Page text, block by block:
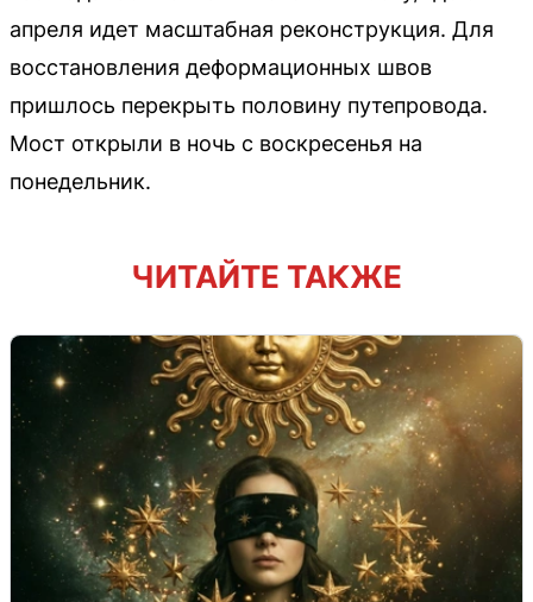
апреля идет масштабная реконструкция. Для
восстановления деформационных швов
пришлось перекрыть половину путепровода.
Мост открыли в ночь с воскресенья на
понедельник.
ЧИТАЙТЕ ТАКЖЕ